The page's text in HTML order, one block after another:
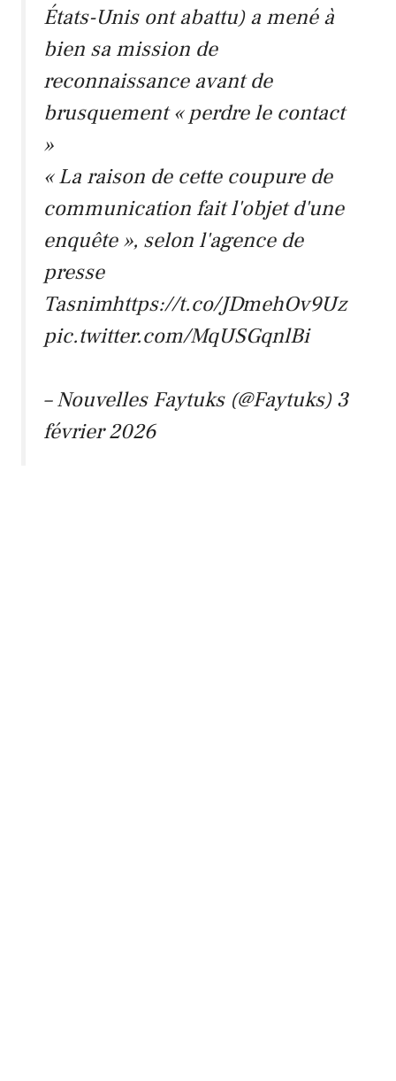
États-Unis ont abattu) a mené à
bien sa mission de
reconnaissance avant de
brusquement « perdre le contact
»
« La raison de cette coupure de
communication fait l'objet d'une
enquête », selon l'agence de
presse
Tasnimhttps://t.co/JDmehOv9Uz
pic.twitter.com/MqUSGqnlBi
– Nouvelles Faytuks (@Faytuks)3
février 2026